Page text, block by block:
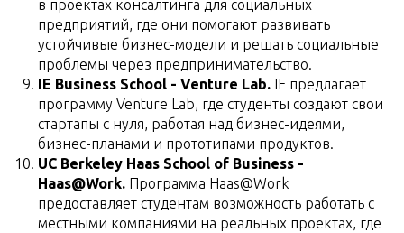
в проектах консалтинга для социальных
предприятий, где они помогают развивать
устойчивые бизнес-модели и решать социальные
проблемы через предпринимательство.
IE Business School - Venture Lab. IE предлагает
программу Venture Lab, где студенты создают свои
стартапы с нуля, работая над бизнес-идеями,
бизнес-планами и прототипами продуктов.
UC Berkeley Haas School of Business -
Haas@Work. Программа Haas@Work
предоставляет студентам возможность работать с
местными компаниями на реальных проектах, где